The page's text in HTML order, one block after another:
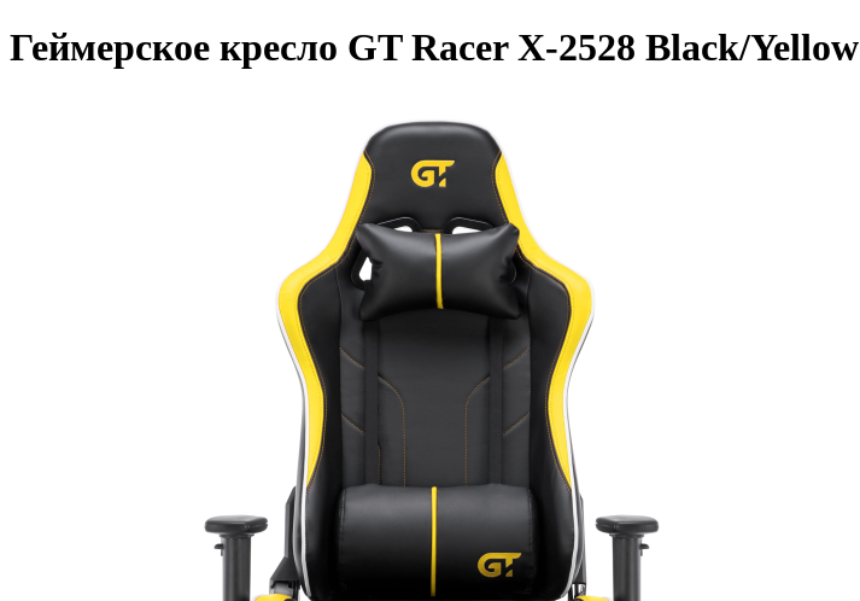
Геймерское кресло GT Racer X-2528 Black/Yellow